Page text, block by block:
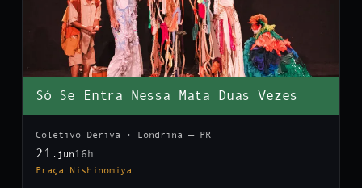
Só Se Entra Nessa Mata Duas Vezes
Coletivo Deriva · Londrina — PR
21 .jun 16h
Praça Nishinomiya